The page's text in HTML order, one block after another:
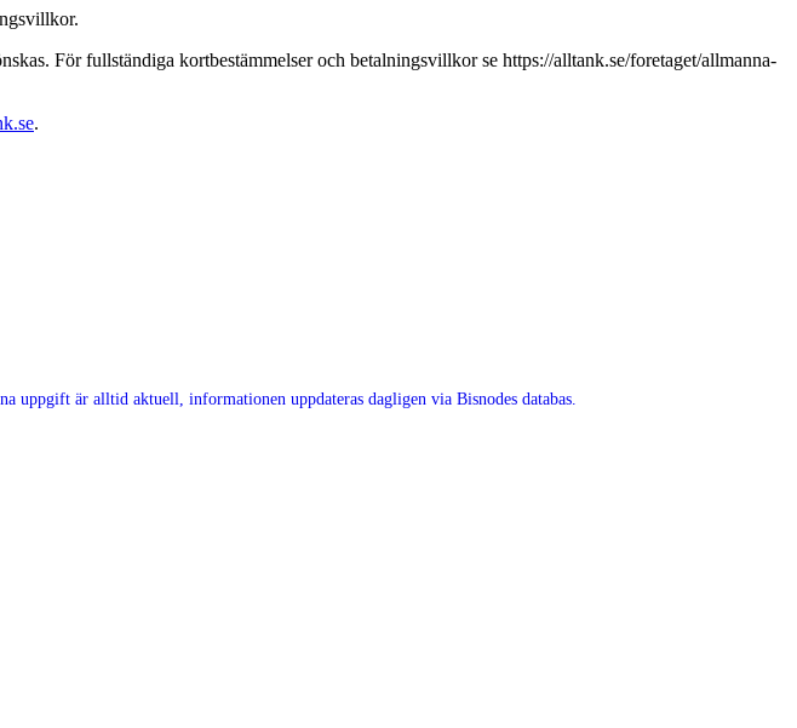
För fullständiga kortbestämmelser och betalningsvillkor se https://alltank.se/foretaget/allmanna-
.